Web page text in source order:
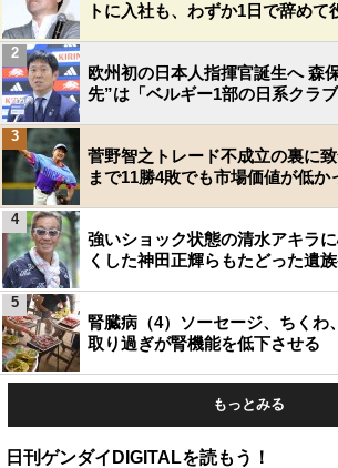
トに入社も、わずか1日で辞めて
欧州初の日本人指揮官誕生へ 森
先”は「ベルギー1部の日系クラ
2
菅野智之トレード不成立の裏に
まで11勝4敗でも市場価値が低か
3
強いショック状態の清水アキラ
くした神田正輝らもたどった遺
4
腎臓病（4）ソーセージ、ちくわ
取り過ぎが腎機能を低下させる
5
もっとみる
日刊ゲンダイDIGITALを読もう！